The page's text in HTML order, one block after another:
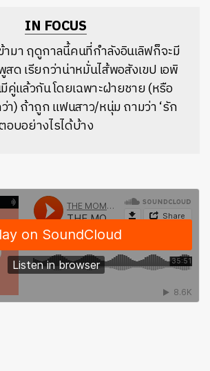
IN FOCUS
ามา ฤดูกาลนี้คนที่กำลังอินเลิฟก็จะมี
ด เรียกว่าน่าหมั่นไส้พอสังเขป เอพิ
คู่แล้วกัน โดยเฉพาะฝ่ายชาย (หรือ
) ถ้าถูก แฟนสาว/หนุ่ม ถามว่า ‘รัก
อบอย่างไรได้บ้าง